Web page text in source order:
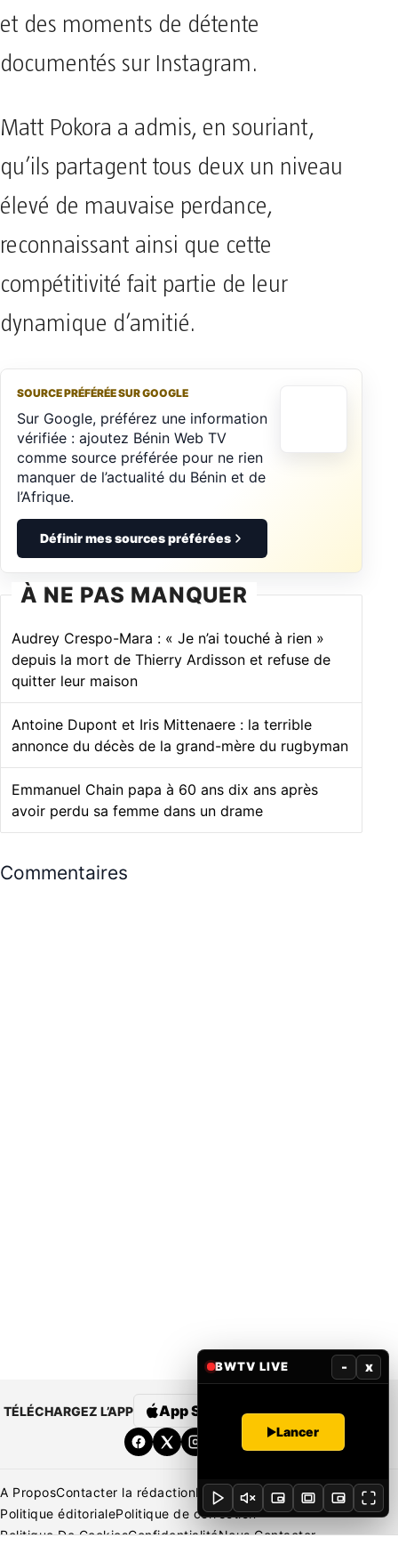
et des moments de détente
documentés sur Instagram.
Matt Pokora a admis, en souriant,
qu’ils partagent tous deux un niveau
élevé de mauvaise perdance,
reconnaissant ainsi que cette
compétitivité fait partie de leur
dynamique d’amitié.
SOURCE PRÉFÉRÉE SUR GOOGLE
Sur Google, préférez une information
vérifiée : ajoutez Bénin Web TV
comme source préférée pour ne rien
manquer de l’actualité du Bénin et de
l’Afrique.
Définir mes sources préférées
À NE PAS MANQUER
Audrey Crespo-Mara : « Je n’ai touché à rien »
depuis la mort de Thierry Ardisson et refuse de
quitter leur maison
Antoine Dupont et Iris Mittenaere : la terrible
annonce du décès de la grand-mère du rugbyman
Emmanuel Chain papa à 60 ans dix ans après
avoir perdu sa femme dans un drame
Commentaires
TÉLÉCHARGEZ L’APP App Store Google Play
A ProposContacter la rédactionRédaction Mentions légales
Politique éditorialePolitique de correction
Politique De CookiesConfidentialitéNous Contacter
BWTV LIVE - x
Lancer